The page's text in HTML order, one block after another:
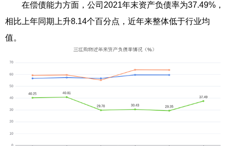
在偿债能力方面，公司2021年末资产负债率为37.49%，
相比上年同期上升8.14个百分点，近年来整体低于行业均
值。